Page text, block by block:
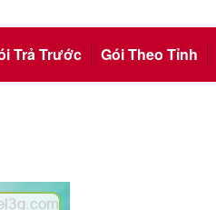
Trả Trước Gói Theo Tỉnh